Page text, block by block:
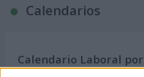
Calendarios
Calendario Laboral
(España)